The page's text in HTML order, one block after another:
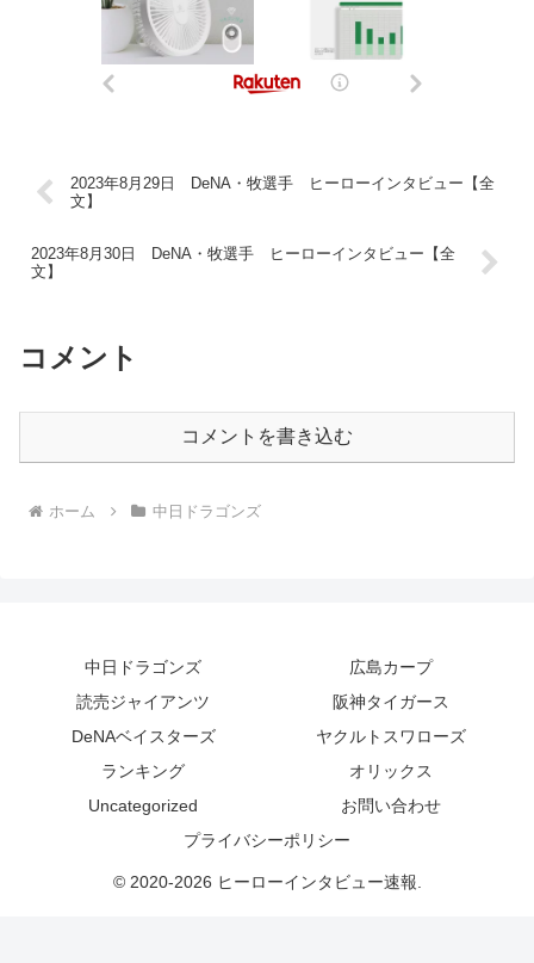
2023年8月29日 DeNA・牧選手 ヒーローインタビュー【全
文】
2023年8月30日 DeNA・牧選手 ヒーローインタビュー【全
文】
コメント
コメントを書き込む
ホーム 中日ドラゴンズ
中日ドラゴンズ
広島カープ
読売ジャイアンツ
阪神タイガース
DeNAベイスターズ
ヤクルトスワローズ
ランキング
オリックス
Uncategorized
お問い合わせ
プライバシーポリシー
© 2020-2026 ヒーローインタビュー速報.